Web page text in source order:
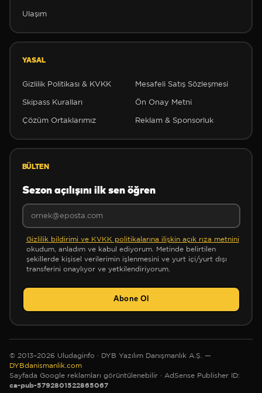
Ulaşım
YASAL
Gizlilik Politikası & KVKK Mesafeli Satış Sözleşmesi
Skipass Kuralları Ön Onay Metni
Çözüm Ortaklarımız Reklam & Sponsorluk
BÜLTEN
Sezon açılışını ilk sen öğren
Gizlilik bildirimi ve KVKK politikalarına ilişkin açık rıza metnini
okudum, anladım ve kabul ediyorum. Metinde belirtilen
şekillerde kişisel verilerimin işlenmesini ve yurt içi/yurt dışı
transferini onaylıyor ve yetkilendiriyorum.
Abone Ol
© 2013–2026 Uludaginfo · DYB Yazılım Danışmanlık A.Ş. —
DYBdanismanlik.com
Sayfada Google reklamları görüntülenebilir · AdSense Publisher ID:
ca-pub-5792801522865067
✻
✼